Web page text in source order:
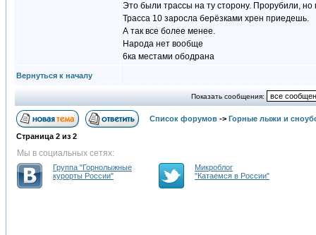
Это были трассы на ту сторону. Прорубили, но
Трасса 10 заросла берёзками хрен приедешь.
А так все более менее.
Народа нет вообще
6ка местами ободрана
Вернуться к началу
Показать сообщения:
Список форумов -> Горные лыжи и
Страница 2 из 2
Мы в социальных сетях:
Группа "Горнолыжные
курорты России"
Микроблог
"Катаемся в России"